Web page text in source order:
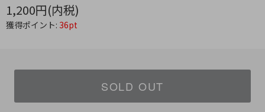
1,200円(内税)
獲得ポイント: 36pt
SOLD OUT